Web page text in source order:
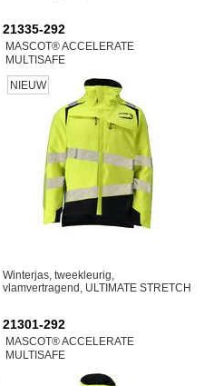
21335-292
MASCOT® ACCELERATE
MULTISAFE
NIEUW
Winterjas, tweekleurig,
vlamvertragend, ULTIMATE STRETCH
21301-292
MASCOT® ACCELERATE
MULTISAFE